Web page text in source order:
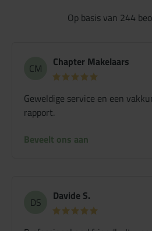
Op basis van 244
CM Chapter Makelaars
Geweldige service en een
rapport.
Beveelt ons aan
DS Davide S.